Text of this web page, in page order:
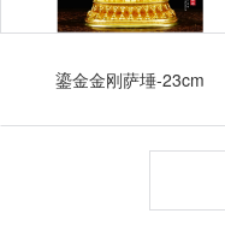
鎏金金刚萨埵-23cm